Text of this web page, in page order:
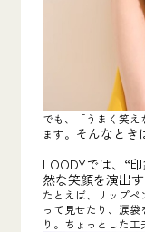
でも、「うまく笑
ます。 そんなとき
LOODYでは、“
然な笑顔を演出
たとえば、リップ
って見せたり、涙
り。ちょっとした工